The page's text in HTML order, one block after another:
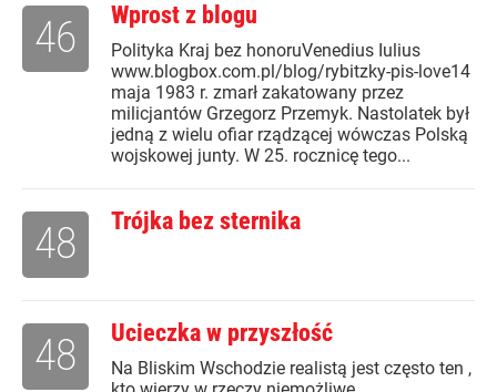
Wprost z blogu
Polityka Kraj bez honoruVenedius Iulius
www.blogbox.com.pl/blog/rybitzky-pis-love14
maja 1983 r. zmarł zakatowany przez
milicjantów Grzegorz Przemyk. Nastolatek był
jedną z wielu ofiar rządzącej wówczas Polską
wojskowej junty. W 25. rocznicę tego...
46
Trójka bez sternika
48
Ucieczka w przyszłość
Na Bliskim Wschodzie realistą jest często ten ,
48